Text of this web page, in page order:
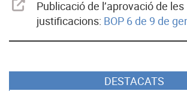
Publicació de l’aprovació de les
justificacions: BOP 6 de 9 de
DESTACATS